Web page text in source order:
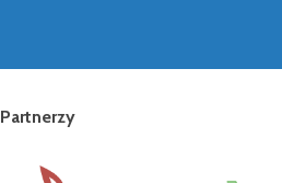
Partnerzy